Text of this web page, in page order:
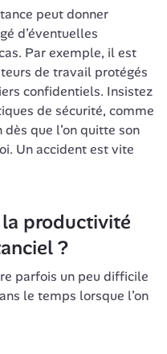
peut donner
d’éventuelles
Par exemple, il est
de travail protégés
confidentiels. Insistez
de sécurité, comme
que l’on quitte son
Un accident est vite
productivité
?
parfois un peu difficile
le temps lorsque l’on